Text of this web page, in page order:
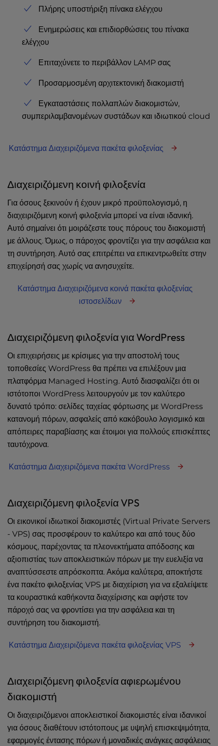
Πλήρης υποστήριξη πίνακα ελέγχου
Ενημερώσεις και επιδιορθώσεις του πίνακα
ελέγχου
Επιταχύνετε το περιβάλλον LAMP σας
Προσαρμοσμένη αρχιτεκτονική διακομιστή
Εγκαταστάσεις πολλαπλών διακομιστών,
συμπεριλαμβανομένων συστάδων και ιδιωτικού cloud
Κατάστημα Διαχειριζόμενα πακέτα φιλοξενίας
Διαχειριζόμενη κοινή φιλοξενία
Για όσους ξεκινούν ή έχουν μικρό προϋπολογισμό, η
διαχειριζόμενη κοινή φιλοξενία μπορεί να είναι ιδανική.
Αυτό σημαίνει ότι μοιράζεστε τους πόρους του διακομιστή
με άλλους. Όμως, ο πάροχος φροντίζει για την ασφάλεια και
τη συντήρηση. Αυτό σας επιτρέπει να επικεντρωθείτε στην
επιχείρησή σας χωρίς να ανησυχείτε.
Κατάστημα Διαχειριζόμενα κοινά πακέτα φιλοξενίας
ιστοσελίδων
Διαχειριζόμενη φιλοξενία για WordPress
Οι επιχειρήσεις με κρίσιμες για την αποστολή τους
τοποθεσίες WordPress θα πρέπει να επιλέξουν μια
πλατφόρμα Managed Hosting. Αυτό διασφαλίζει ότι οι
ιστότοποι WordPress λειτουργούν με τον καλύτερο
δυνατό τρόπο: σελίδες ταχείας φόρτωσης με WordPress
κατανομή πόρων, ασφαλείς από κακόβουλο λογισμικό και
απόπειρες παραβίασης και έτοιμοι για πολλούς επισκέπτες
ταυτόχρονα.
Κατάστημα Διαχειριζόμενα πακέτα WordPress
Διαχειριζόμενη φιλοξενία VPS
Οι εικονικοί ιδιωτικοί διακομιστές (Virtual Private Servers
- VPS) σας προσφέρουν το καλύτερο και από τους δύο
κόσμους, παρέχοντας τα πλεονεκτήματα απόδοσης και
αξιοπιστίας των αποκλειστικών πόρων με την ευελιξία να
αναπτύσσεστε απρόσκοπτα. Ακόμα καλύτερα, αποκτήστε
ένα πακέτο φιλοξενίας VPS με διαχείριση για να εξαλείψετε
τα κουραστικά καθήκοντα διαχείρισης και αφήστε τον
πάροχό σας να φροντίσει για την ασφάλεια και τη
συντήρηση του διακομιστή.
Κατάστημα Διαχειριζόμενα πακέτα φιλοξενίας VPS
Διαχειριζόμενη φιλοξενία αφιερωμένου
διακομιστή
Οι διαχειριζόμενοι αποκλειστικοί διακομιστές είναι ιδανικοί
για όσους διαθέτουν ιστότοπους με υψηλή επισκεψιμότητα,
εφαρμογές έντασης πόρων ή μοναδικές ανάγκες ασφάλειας